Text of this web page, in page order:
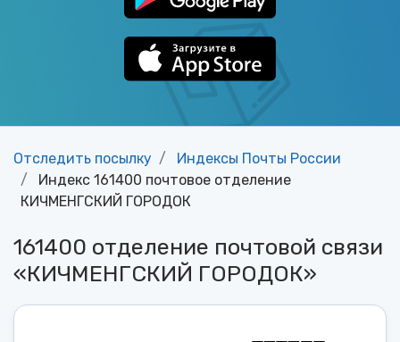
Отследить посылку
Индексы Почты России
Индекс 161400 почтовое отделение
КИЧМЕНГСКИЙ ГОРОДОК
161400 отделение почтовой связи
«КИЧМЕНГСКИЙ ГОРОДОК»